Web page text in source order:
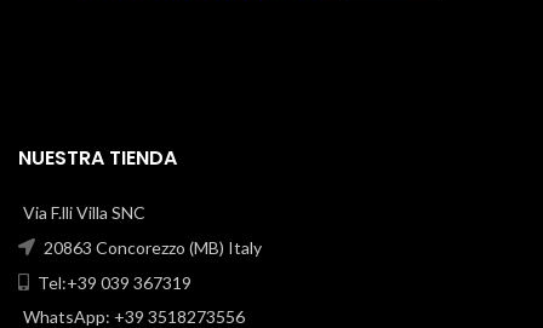
NUESTRA TIENDA
Via F.lli Villa SNC
20863 Concorezzo (MB) Italy
Tel:+39 039 367319
WhatsApp: +39 3518273556